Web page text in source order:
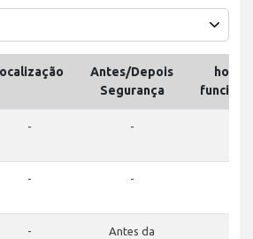
Antes/Depois
Segurança
- -
- -
-
Antes da